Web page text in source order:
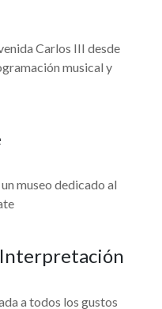
Carlos III desde
musical y
museo dedicado al
Interpretación
a todos los gustos